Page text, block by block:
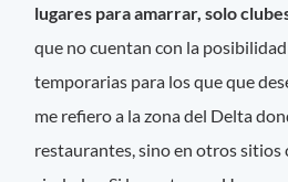
lugares para amarrar, solo
que no cuentan con la
temporarias para los que que
me refiero a la zona del Delta
restaurantes, sino en otros sitios